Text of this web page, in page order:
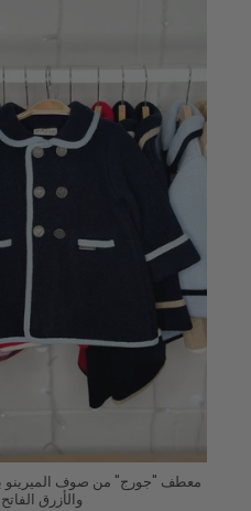
معطف "جورج" من صوف الميرينو
والأزرق الفاتح